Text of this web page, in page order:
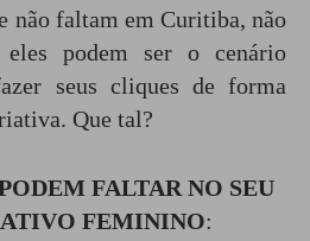
não faltam em Curitiba, não
podem ser o cenário
seus cliques de forma
Que tal?
FALTAR NO SEU
FEMININO: